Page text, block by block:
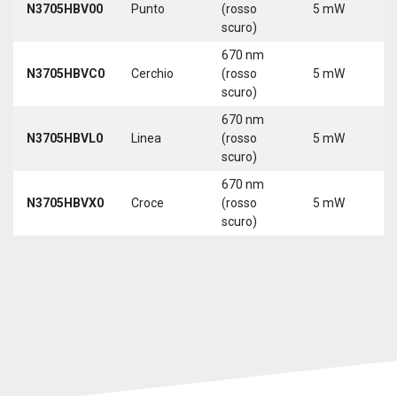
N3705HBV00 Punto
(rosso
scuro)
5 mW
N3705HBVC0 Cerchio
670 nm
(rosso
scuro)
5 mW
N3705HBVL0 Linea
670 nm
(rosso
scuro)
5 mW
N3705HBVX0 Croce
670 nm
(rosso
scuro)
5 mW